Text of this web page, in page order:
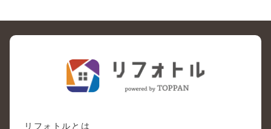
リフォトルとは